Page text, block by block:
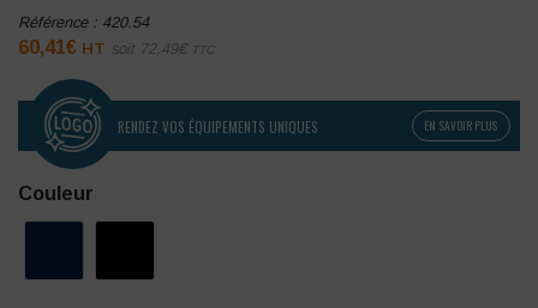
Référence : 420.54
60,41€ HT soit 72,49€ TTC
RENDEZ VOS ÉQUIPEMENTS UNIQUES EN SAVOIR PLUS
Couleur